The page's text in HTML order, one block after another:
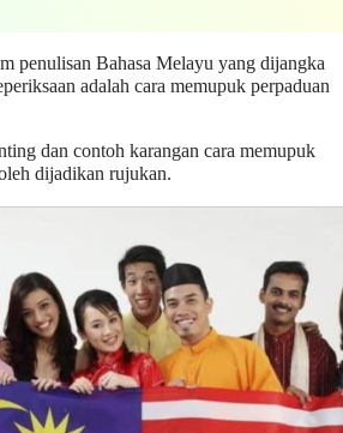
penulisan Bahasa Melayu yang dijangka
adalah cara memupuk perpaduan
dan contoh karangan cara memupuk
dijadikan rujukan.